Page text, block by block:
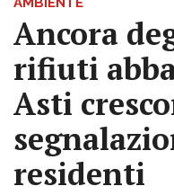
Ancora
rifiuti
Asti
residenti